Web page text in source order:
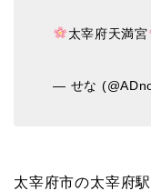
太宰府天満宮
— せな
太宰府市の太宰府